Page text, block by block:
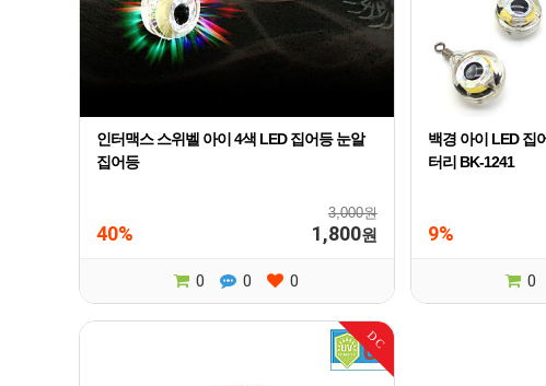
인터맥스 스위벨 아이 4색 LED 집어등 눈알
집어등
3,000원
40% 1,800원
0 0 0
백경 아이 LED 집
터리 BK-1241
9%
0
DC